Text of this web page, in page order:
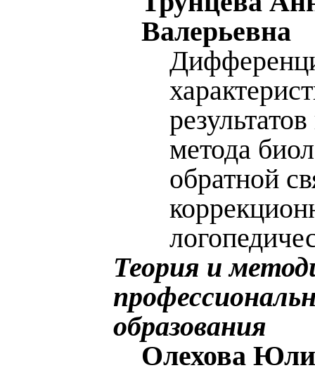
Валерьевна
метода
обратной
Теория и
образования
Олехова